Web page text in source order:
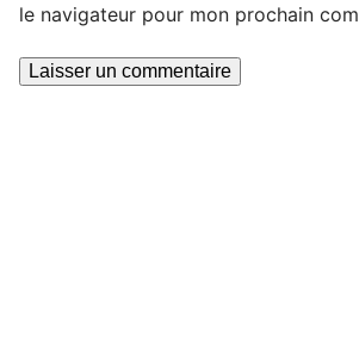
le navigateur pour mon prochain